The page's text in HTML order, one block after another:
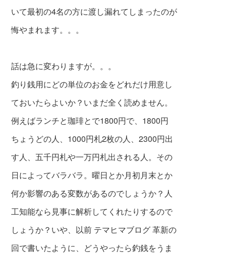
いて最初の4名の方に渡し漏れてしまったのが
悔やまれます。。。
話は急に変わりますが。。。
釣り銭用にどの単位のお金をどれだけ用意し
ておいたらよいか？いまだ全く読めません。
例えばランチと珈琲とで1800円で、1800円
ちょうどの人、1000円札2枚の人、2300円出
す人、五千円札や一万円札出される人。その
日によってバラバラ。曜日とか月初月末とか
何か影響のある変数があるのでしょうか？人
工知能なら見事に解析してくれたりするので
しょうか？いや、以前 テマヒマブログ 革新の
回で書いたように、どうやったら釣銭をうま